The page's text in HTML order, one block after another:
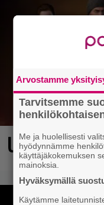
Ubisoftin
Arvostamme
Tarvitsemme
Me ja huolellisesti
hyödynnämme
käyttäjäkokemuksen
mainoksia.
Hyväksymällä
Käytämme